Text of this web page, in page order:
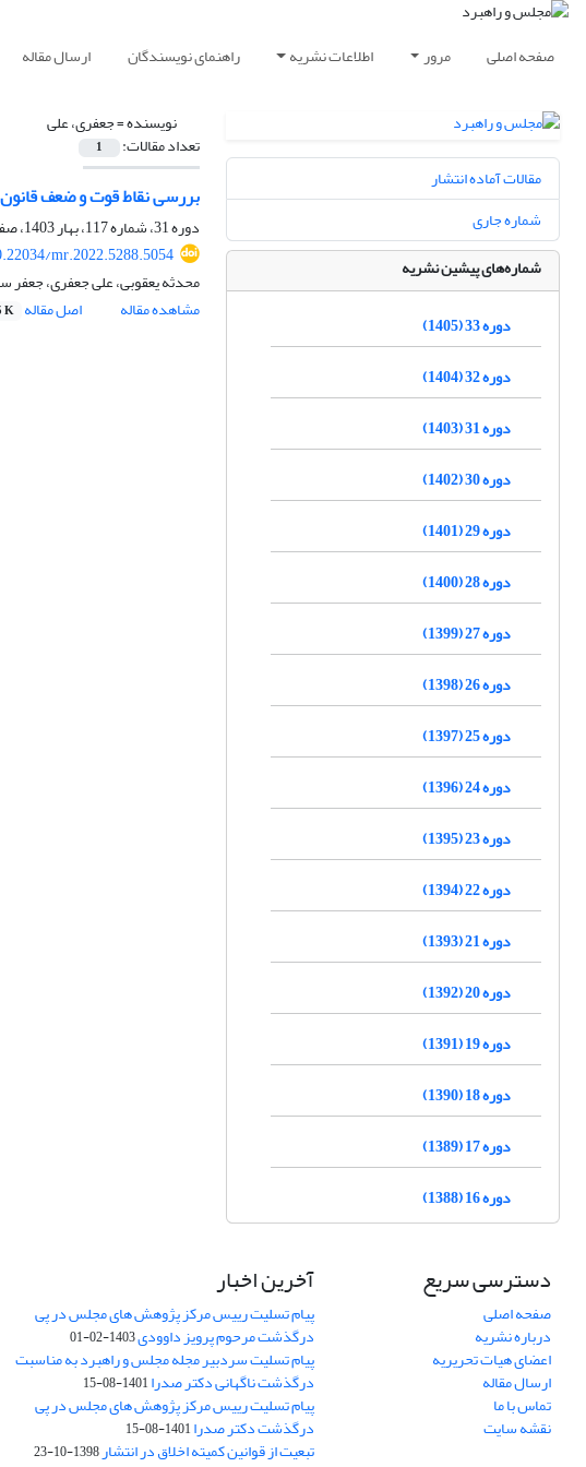
صفحه اصلی مرور اطلاعات نشریه راهنمای نویسندگان ارسال مقاله
نویسنده =جعفری، علی
تعداد مقالات: 1
بررسی نقاط قوت و ضعف قانون
دوره 31، شماره 117، بهار 1403، صفحه
mr.2022.5288.5054
محدثه یعقوبی، علی جعفری، جعفر
مشاهده مقاله
اصل مقاله K
مقالات آماده انتشار
شماره جاری
شماره‌های پیشین نشریه
دوره 33 (1405)
دوره 32 (1404)
دوره 31 (1403)
دوره 30 (1402)
دوره 29 (1401)
دوره 28 (1400)
دوره 27 (1399)
دوره 26 (1398)
دوره 25 (1397)
دوره 24 (1396)
دوره 23 (1395)
دوره 22 (1394)
دوره 21 (1393)
دوره 20 (1392)
دوره 19 (1391)
دوره 18 (1390)
دوره 17 (1389)
دوره 16 (1388)
دسترسی سریع
صفحه اصلی
درباره نشریه
اعضای هیات تحریریه
ارسال مقاله
تماس با ما
نقشه سایت
آخرین اخبار
پیام تسلیت رییس مرکز پژوهش های مجلس در پی
درگذشت مرحوم پرویز داوودی1403-02-01
پیام تسلیت سردبیر مجله مجلس و راهبرد به مناسبت
درگذشت ناگهانی دکتر صدرا1401-08-15
پیام تسلیت رییس مرکز پژوهش های مجلس در پی
درگذشت دکتر صدرا1401-08-15
تبعیت از قوانین کمیته اخلاق در انتشار1398-10-23